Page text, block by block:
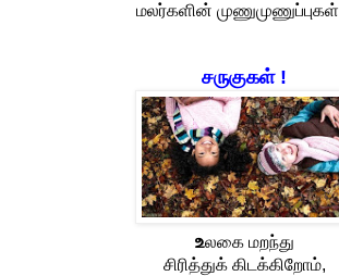
மலர்களின் முணுமுணுப்புகள்
சருகுகள் !
உலகை மறந்து
சிரித்துக் கிடக்கிறோம்,